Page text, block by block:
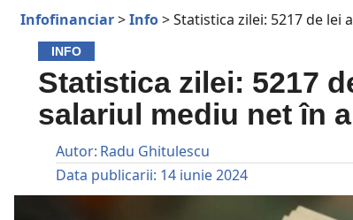
Infofinanciar>Info>Statistica zilei: 5217 de
INFO
Statistica zilei: 5217
salariul mediu net în
Autor: Radu Ghitulescu
Data publicarii: 14 iunie 2024